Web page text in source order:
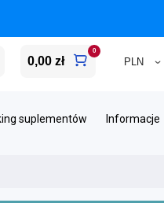
0,00 zł
0
suplementów Informacje